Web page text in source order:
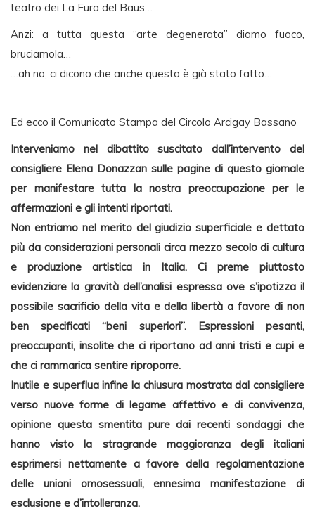
teatro dei La Fura del Baus…
Anzi: a tutta questa “arte degenerata” diamo fuoco,
bruciamola…
…ah no, ci dicono che anche questo è già stato fatto…
Ed ecco il Comunicato Stampa del Circolo Arcigay Bassano
Interveniamo nel dibattito suscitato dall’intervento del
consigliere Elena Donazzan sulle pagine di questo giornale
per manifestare tutta la nostra preoccupazione per le
affermazioni e gli intenti riportati.
Non entriamo nel merito del giudizio superficiale e dettato
più da considerazioni personali circa mezzo secolo di cultura
e produzione artistica in Italia. Ci preme piuttosto
evidenziare la gravità dell’analisi espressa ove s’ipotizza il
possibile sacrificio della vita e della libertà a favore di non
ben specificati “beni superiori”. Espressioni pesanti,
preoccupanti, insolite che ci riportano ad anni tristi e cupi e
che ci rammarica sentire riproporre.
Inutile e superflua infine la chiusura mostrata dal consigliere
verso nuove forme di legame affettivo e di convivenza,
opinione questa smentita pure dai recenti sondaggi che
hanno visto la stragrande maggioranza degli italiani
esprimersi nettamente a favore della regolamentazione
delle unioni omosessuali, ennesima manifestazione di
esclusione e d’intolleranza.